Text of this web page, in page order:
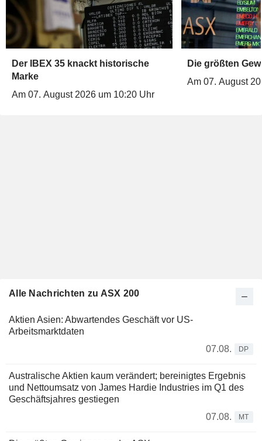
Der IBEX 35 knackt historische
Marke
Am 07. August 2026 um 10:20 Uhr
Die größten
Am 07. August
Alle Nachrichten zu ASX 200
Aktien Asien: Abwartendes Geschäft vor US-
Arbeitsmarktdaten
07.08.
DP
Australische Aktien kaum verändert; bereinigtes Ergebnis
und Nettoumsatz von James Hardie Industries im Q1 des
Geschäftsjahres gestiegen
07.08.
MT